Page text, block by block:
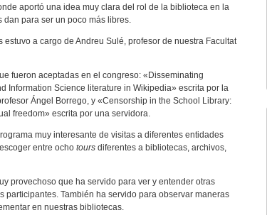
aportó una idea muy clara del rol de la biblioteca en la
para ser un poco más libres.
a cargo de Andreu Sulé, profesor de nuestra Facultat
fueron aceptadas en el congreso: «Disseminating
Information Science literature in Wikipedia» escrita por la
Ángel Borrego, y «Censorship in the School Library:
freedom» escrita por una servidora.
muy interesante de visitas a diferentes entidades
entre ocho tours diferentes a bibliotecas, archivos,
provechoso que ha servido para ver y entender otras
También ha servido para observar maneras
en nuestras bibliotecas.